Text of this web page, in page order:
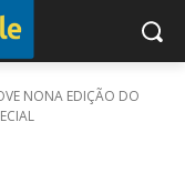
NONA EDIÇÃO DO